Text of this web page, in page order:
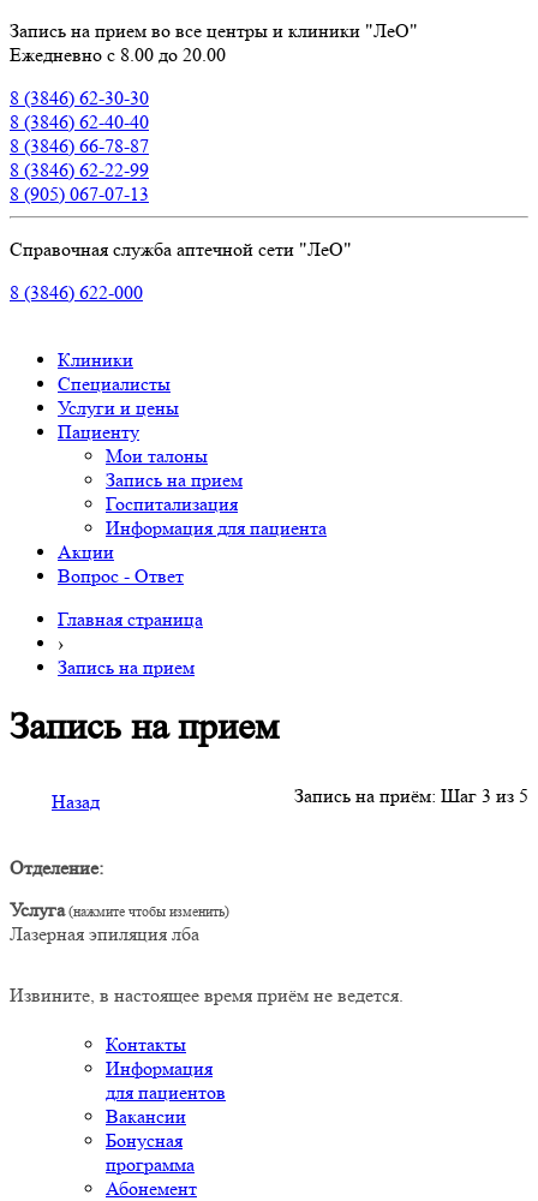
Запись на прием во все центры и клиники "ЛеО"
Ежедневно с 8.00 до 20.00
8 (3846) 62-30-30
8 (3846) 62-40-40
8 (3846) 66-78-87
8 (3846) 62-22-99
8 (905) 067-07-13
Справочная служба аптечной сети "ЛеО"
8 (3846) 622-000
Клиники
Специалисты
Услуги и цены
Пациенту
Мои талоны
Запись на прием
Госпитализация
Информация для пациента
Акции
Вопрос - Ответ
Главная страница
›
Запись на прием
Запись на прием
Назад Запись на приём: Шаг 3 из 5
Отделение:
Услуга
Лазерная эпиляция лба
Извините, в настоящее время приём не ведется.
Контакты
Информация
для пациентов
Вакансии
Бонусная
программа
Абонемент